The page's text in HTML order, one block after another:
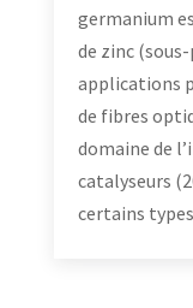
germanium
de zinc
applications
de fibres
domaine de
catalyseurs
certains